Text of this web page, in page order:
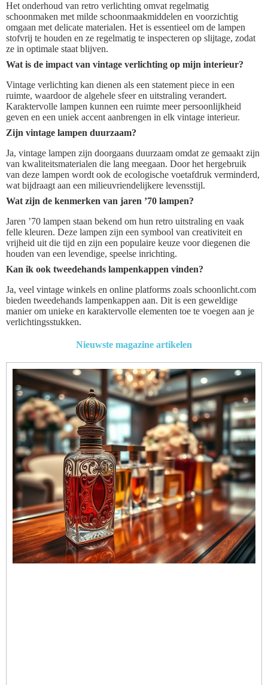
Het onderhoud van retro verlichting omvat regelmatig
schoonmaken met milde schoonmaakmiddelen en voorzichtig
omgaan met delicate materialen. Het is essentieel om de lampen
stofvrij te houden en ze regelmatig te inspecteren op slijtage, zodat
ze in optimale staat blijven.
Wat is de impact van vintage verlichting op mijn interieur?
Vintage verlichting kan dienen als een statement piece in een
ruimte, waardoor de algehele sfeer en uitstraling verandert.
Karaktervolle lampen kunnen een ruimte meer persoonlijkheid
geven en een uniek accent aanbrengen in elk vintage interieur.
Zijn vintage lampen duurzaam?
Ja, vintage lampen zijn doorgaans duurzaam omdat ze gemaakt zijn
van kwaliteitsmaterialen die lang meegaan. Door het hergebruik
van deze lampen wordt ook de ecologische voetafdruk verminderd,
wat bijdraagt aan een milieuvriendelijkere levensstijl.
Wat zijn de kenmerken van jaren ’70 lampen?
Jaren ’70 lampen staan bekend om hun retro uitstraling en vaak
felle kleuren. Deze lampen zijn een symbool van creativiteit en
vrijheid uit die tijd en zijn een populaire keuze voor diegenen die
houden van een levendige, speelse inrichting.
Kan ik ook tweedehands lampenkappen vinden?
Ja, veel vintage winkels en online platforms zoals schoonlicht.com
bieden tweedehands lampenkappen aan. Dit is een geweldige
manier om unieke en karaktervolle elementen toe te voegen aan je
verlichtingsstukken.
Nieuwste magazine artikelen